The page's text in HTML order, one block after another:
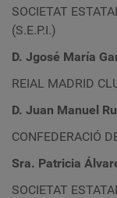
SOCIETAT
(S.E.P.I.)
D. Jgosé María
REIAL MADRID
D. Juan Manuel
CONFEDERACIÓ
Sra. Patricia
SOCIETAT